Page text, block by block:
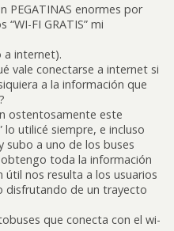
PEGATINAS enormes por
FI GRATIS” mi
a internet).
vale conectarse a internet si
a la información que
ostentosamente este
lo utilicé siempre, e incluso
subo a uno de los buses
toda la información
nos resulta a los usuarios
disfrutando de un trayecto
que conecta con el wi-